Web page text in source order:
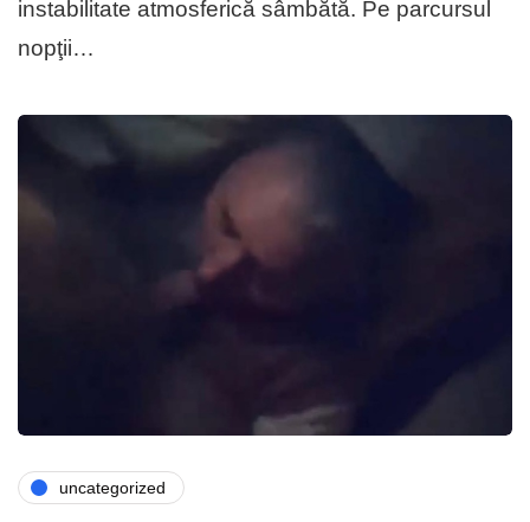
instabilitate atmosferică sâmbătă. Pe parcursul
nopţii…
uncategorized